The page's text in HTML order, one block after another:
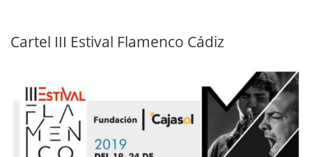
Cartel III Estival Flamenco Cádiz